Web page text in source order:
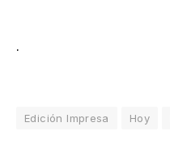
.
Edición Impresa Hoy